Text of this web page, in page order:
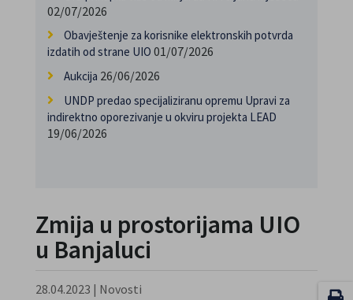
02/07/2026
Obavještenje za korisnike elektronskih potvrda
izdatih od strane UIO 01/07/2026
Aukcija 26/06/2026
UNDP predao specijaliziranu opremu Upravi za
indirektno oporezivanje u okviru projekta LEAD
19/06/2026
Zmija u prostorijama UIO
u Banjaluci
28.04.2023 | Novosti